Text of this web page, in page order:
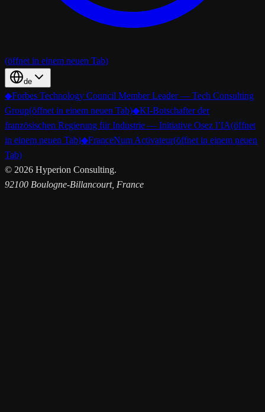
(öffnet in einem neuen Tab)
de
◆Forbes Technology Council Member Leader — Tech Consulting
Group(öffnet in einem neuen Tab)◆KI-Botschafter der
französischen Regierung für Industrie — Initiative Osez l’IA(öffnet
in einem neuen Tab)◆FranceNum Activateur(öffnet in einem neuen
Tab)
© 2026 Hyperion Consulting.
92100 Boulogne-Billancourt, France